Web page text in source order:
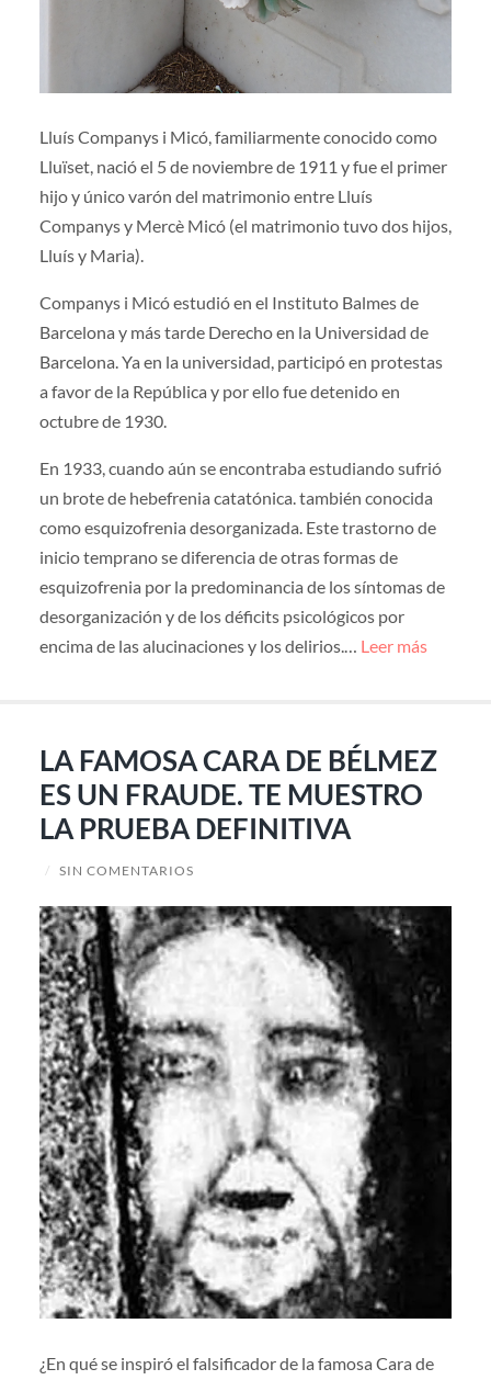
Lluís Companys i Micó, familiarmente conocido como
Lluïset, nació el 5 de noviembre de 1911 y fue el primer
hijo y único varón del matrimonio entre Lluís
Companys y Mercè Micó (el matrimonio tuvo dos hijos,
Lluís y Maria).
Companys i Micó estudió en el Instituto Balmes de
Barcelona y más tarde Derecho en la Universidad de
Barcelona. Ya en la universidad, participó en protestas
a favor de la República y por ello fue detenido en
octubre de 1930.
En 1933, cuando aún se encontraba estudiando sufrió
un brote de hebefrenia catatónica. también conocida
como esquizofrenia desorganizada. Este trastorno de
inicio temprano se diferencia de otras formas de
esquizofrenia por la predominancia de los síntomas de
desorganización y de los déficits psicológicos por
encima de las alucinaciones y los delirios.… Leer más
LA FAMOSA CARA DE BÉLMEZ
ES UN FRAUDE. TE MUESTRO
LA PRUEBA DEFINITIVA
/ SIN COMENTARIOS
¿En qué se inspiró el falsificador de la famosa Cara de